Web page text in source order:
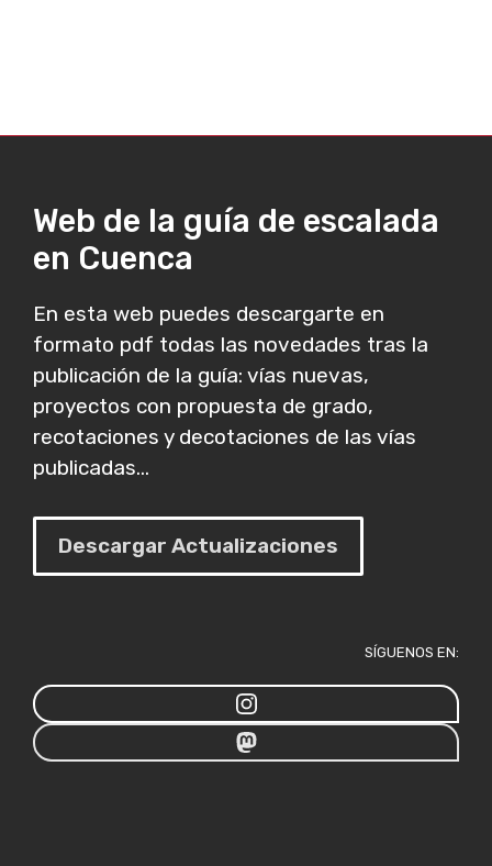
Web de la guía de escalada
en Cuenca
En esta web puedes descargarte en
formato pdf todas las novedades tras la
publicación de la guía: vías nuevas,
proyectos con propuesta de grado,
recotaciones y decotaciones de las vías
publicadas...
Descargar Actualizaciones
SÍGUENOS EN: